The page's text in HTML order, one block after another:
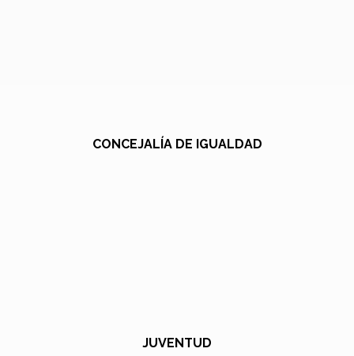
CONCEJALÍA DE IGUALDAD
JUVENTUD